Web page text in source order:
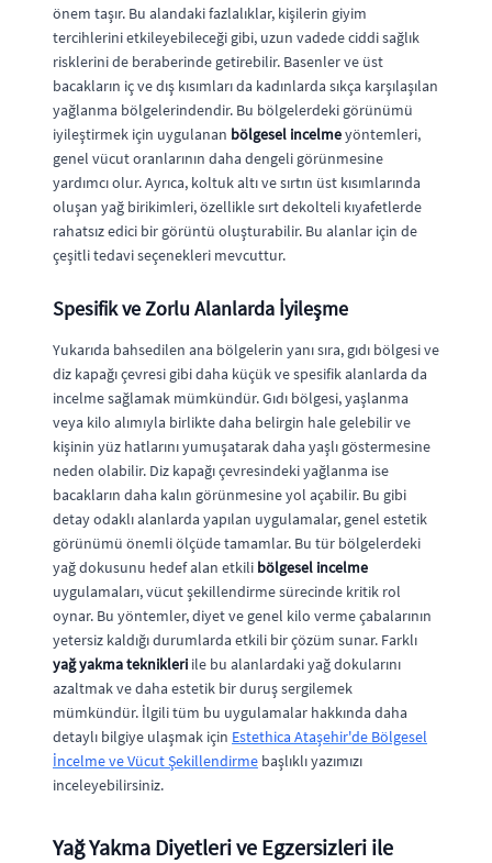
önem taşır. Bu alandaki fazlalıklar, kişilerin giyim
tercihlerini etkileyebileceği gibi, uzun vadede ciddi sağlık
risklerini de beraberinde getirebilir. Basenler ve üst
bacakların iç ve dış kısımları da kadınlarda sıkça karşılaşılan
yağlanma bölgelerindendir. Bu bölgelerdeki görünümü
iyileştirmek için uygulanan bölgesel incelmeyöntemleri,
genel vücut oranlarının daha dengeli görünmesine
yardımcı olur. Ayrıca, koltuk altı ve sırtın üst kısımlarında
oluşan yağ birikimleri, özellikle sırt dekolteli kıyafetlerde
rahatsız edici bir görüntü oluşturabilir. Bu alanlar için de
çeşitli tedavi seçenekleri mevcuttur.
Spesifik ve Zorlu Alanlarda İyileşme
Yukarıda bahsedilen ana bölgelerin yanı sıra, gıdı bölgesi ve
diz kapağı çevresi gibi daha küçük ve spesifik alanlarda da
incelme sağlamak mümkündür. Gıdı bölgesi, yaşlanma
veya kilo alımıyla birlikte daha belirgin hale gelebilir ve
kişinin yüz hatlarını yumuşatarak daha yaşlı göstermesine
neden olabilir. Diz kapağı çevresindeki yağlanma ise
bacakların daha kalın görünmesine yol açabilir. Bu gibi
detay odaklı alanlarda yapılan uygulamalar, genel estetik
görünümü önemli ölçüde tamamlar. Bu tür bölgelerdeki
yağ dokusunu hedef alan etkili bölgesel incelme
uygulamaları, vücut şekillendirme sürecinde kritik rol
oynar. Bu yöntemler, diyet ve genel kilo verme çabalarının
yetersiz kaldığı durumlarda etkili bir çözüm sunar. Farklı
yağ yakma teknikleri ile bu alanlardaki yağ dokularını
azaltmak ve daha estetik bir duruş sergilemek
mümkündür. İlgili tüm bu uygulamalar hakkında daha
detaylı bilgiye ulaşmak için Estethica Ataşehir'de Bölgesel
İncelme ve Vücut Şekillendirme başlıklı yazımızı
inceleyebilirsiniz.
Yağ Yakma Diyetleri ve Egzersizleri ile